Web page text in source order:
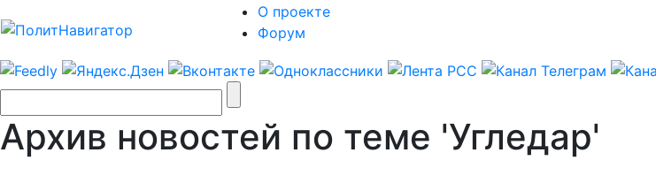
О проекте
Форум
Архив новостей по теме 'Угледар'